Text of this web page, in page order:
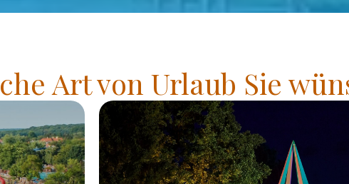
Art von Urlaub Sie